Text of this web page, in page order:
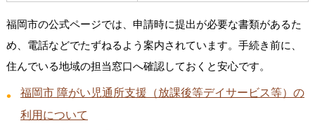
福岡市の公式ページでは、申請時に提出が必要な書類があるた
め、電話などでたずねるよう案内されています。手続き前に、
住んでいる地域の担当窓口へ確認しておくと安心です。
福岡市 障がい児通所支援（放課後等デイサービス等）の
利用について